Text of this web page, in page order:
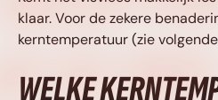
DE
klaar. Voor de zekere
kerntemperatuur (zie
WELKE